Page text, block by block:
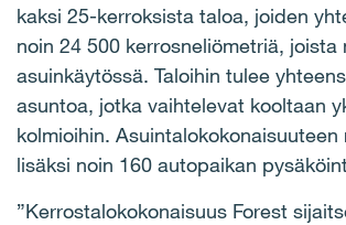
kaksi 25-kerroksista taloa, joiden
noin 24 500 kerrosneliömetriä, joista
asuinkäytössä. Taloihin tulee
asuntoa, jotka vaihtelevat kooltaan
kolmioihin. Asuintalokokonaisuuteen
lisäksi noin 160 autopaikan
”Kerrostalokokonaisuus Forest